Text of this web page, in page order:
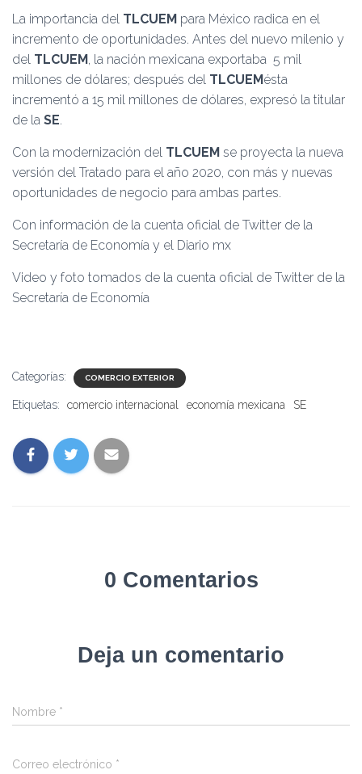
La importancia del TLCUEM para México radica en el
incremento de oportunidades. Antes del nuevo milenio y
del TLCUEM, la nación mexicana exportaba 5 mil
millones de dólares; después del TLCUEMésta
incrementó a 15 mil millones de dólares, expresó la titular
de la SE.
Con la modernización del TLCUEM se proyecta la nueva
versión del Tratado para el año 2020, con más y nuevas
oportunidades de negocio para ambas partes.
Con información de la cuenta oficial de Twitter de la
Secretaría de Economía y el Diario mx
Video y foto tomados de la cuenta oficial de Twitter de la
Secretaría de Economía
Categorías: COMERCIO EXTERIOR
Etiquetas: comercio internacional economía mexicana SE
0 Comentarios
Deja un comentario
Nombre *
Correo electrónico *